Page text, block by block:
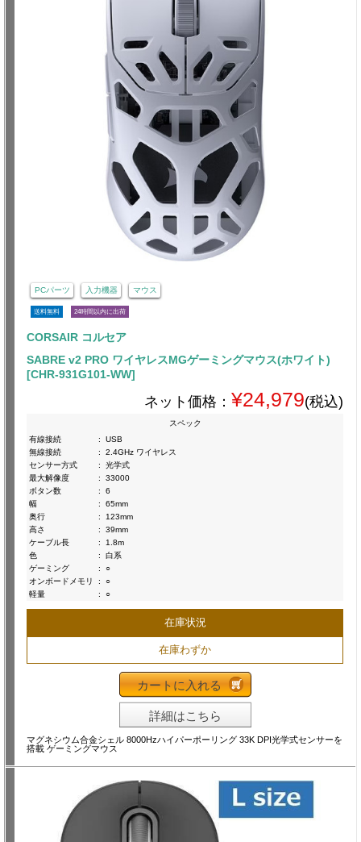
PCパーツ 入力機器 マウス
送料無料 24時間以内に出荷
CORSAIR コルセア
SABRE v2 PRO ワイヤレスMGゲーミングマウス(ホワイト)
[CHR-931G101-WW]
ネット価格： ¥24,979(税込)
スペック
有線接続
:
USB
無線接続
:
2.4GHz ワイヤレス
センサー方式
:
光学式
最大解像度
:
33000
ボタン数
:
6
幅
:
65mm
奥行
:
123mm
高さ
:
39mm
ケーブル長
:
1.8m
色
:
白系
ゲーミング
:
○
オンボードメモリ
:
○
軽量
: ○
在庫状況
在庫わずか
カートに入れる
詳細はこちら
マグネシウム合金シェル 8000Hzハイパーポーリング 33K DPI光学式センサーを
搭載 ゲーミングマウス